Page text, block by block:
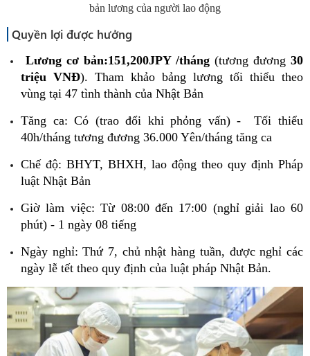
bản lương của người lao động
Quyền lợi được hưởng
Lương cơ bản:151,200JPY /tháng (tương đương 30
triệu VNĐ). Tham khảo bảng lương tối thiểu theo
vùng tại 47 tình thành của Nhật Bản
Tăng ca: Có (trao đổi khi phỏng vấn) - Tối thiểu
40h/tháng tương đương 36.000 Yên/tháng tăng ca
Chế độ: BHYT, BHXH, lao động theo quy định Pháp
luật Nhật Bản
Giờ làm việc: Từ 08:00 đến 17:00 (nghỉ giải lao 60
phút) - 1 ngày 08 tiếng
Ngày nghỉ: Thứ 7, chủ nhật hàng tuần, được nghỉ các
ngày lễ tết theo quy định của luật pháp Nhật Bản.